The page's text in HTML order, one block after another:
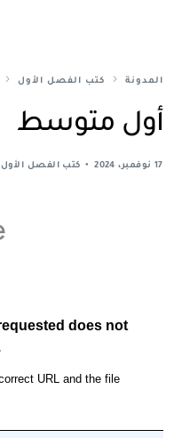
المدونة كتب الفصل الأول
أول متوسط
17 نوفمبر، 2024 كتب الفصل الأول